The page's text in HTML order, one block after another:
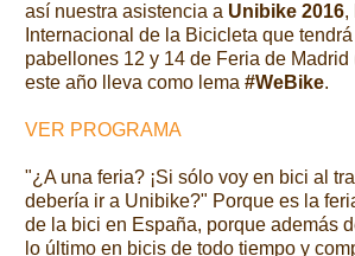
así nuestra asistencia a Unibike 2016,
Internacional de la Bicicleta que
pabellones 12 y 14 de Feria de Madrid
este año lleva como lema #WeBike.
VER PROGRAMA
"¿A una feria? ¡Si sólo voy en bici al
debería ir a Unibike?" Porque es la
de la bici en España, porque además
lo último en bicis de todo tiempo y